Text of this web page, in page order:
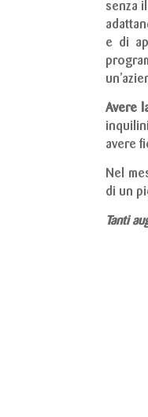
senza
e di
Avere
avere
Nel
di un
Tanti